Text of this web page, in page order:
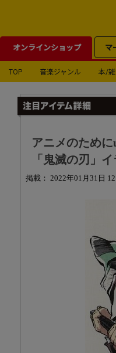
オンラインショップ マ
TOP 音楽ジャンル 本/
アニメのため
「鬼滅の刃」
掲載： 2022年01月31日